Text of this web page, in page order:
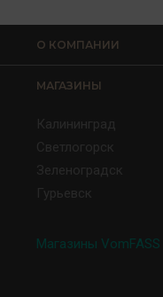
О КОМПАНИИ
МАГАЗИНЫ
Калининград
Светлогорск
Зеленоградск
Гурьевск
Магазины VomFASS